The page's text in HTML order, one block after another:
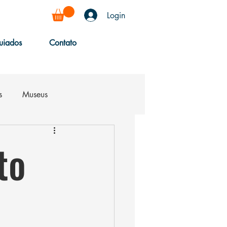
Login
Contato
Museus